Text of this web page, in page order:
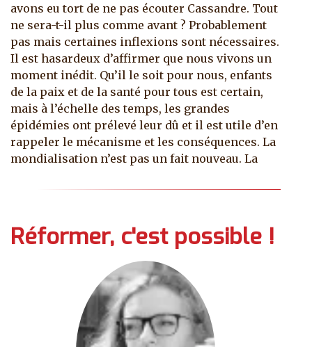
avons eu tort de ne pas écouter Cassandre. Tout
ne sera-t-il plus comme avant ? Probablement
pas mais certaines inflexions sont nécessaires.
Il est hasardeux d’affirmer que nous vivons un
moment inédit. Qu’il le soit pour nous, enfants
de la paix et de la santé pour tous est certain,
mais à l’échelle des temps, les grandes
épidémies ont prélevé leur dû et il est utile d’en
rappeler le mécanisme et les conséquences. La
mondialisation n’est pas un fait nouveau. La
Réformer, c'est possible !